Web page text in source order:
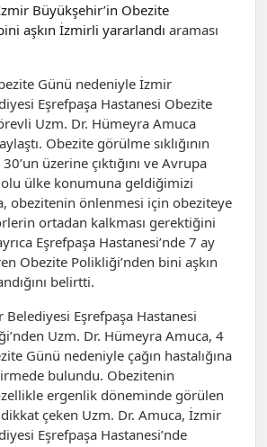
Büyükşehir’in Obezite
aşkın İzmirli yararlandı araması
Günü nedeniyle İzmir
Eşrefpaşa Hastanesi Obezite
Uzm. Dr. Hümeyra Amuca
Obezite görülme sıklığının
üzerine çıktığını ve Avrupa
ülke konumuna geldiğimizi
obezitenin önlenmesi için obeziteye
ortadan kalkması gerektiğini
Eşrefpaşa Hastanesi’nde 7 ay
Obezite Polikliği’nden bini aşkın
belirtti.
Eşrefpaşa Hastanesi
Uzm. Dr. Hümeyra Amuca, 4
Günü nedeniyle çağın hastalığına
bulundu. Obezitenin
ergenlik döneminde görülen
dikkat çeken Uzm. Dr. Amuca, İzmir
Eşrefpaşa Hastanesi’nde